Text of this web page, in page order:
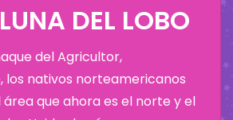
DEL LOBO
del Agricultor,
los nativos norteamericanos
área que ahora es el norte y el